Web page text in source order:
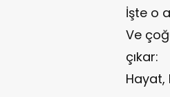
İşte o
Ve
çıkar:
Hayat,